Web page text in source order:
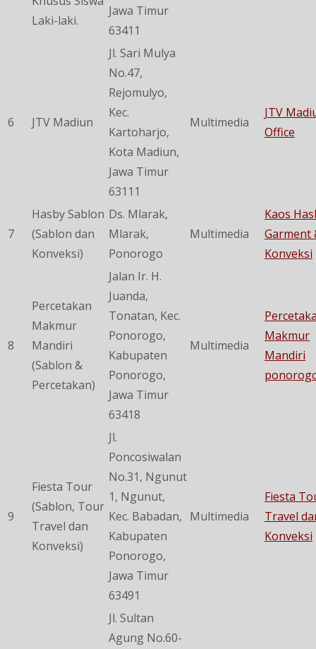
Laki-laki.
Jawa Timur
63411
6 JTV Madiun
Jl. Sari Mulya
No.47,
Rejomulyo,
Kec.
Kartoharjo,
Kota Madiun,
Jawa Timur
63111
Multimedia
JTV
Office
7
Hasby Sablon
(Sablon dan
Konveksi)
Ds. Mlarak,
Mlarak,
Ponorogo
Multimedia
Kaos
Garment
Konveksi
8
Percetakan
Makmur
Mandiri
(Sablon &
Percetakan)
Jalan Ir. H.
Juanda,
Tonatan, Kec.
Ponorogo,
Kabupaten
Ponorogo,
Jawa Timur
63418
Multimedia
Makmur
Mandiri
9
Fiesta Tour
(Sablon, Tour
Travel dan
Konveksi)
Jl.
Poncosiwalan
No.31, Ngunut
1, Ngunut,
Kec. Babadan,
Kabupaten
Ponorogo,
Jawa Timur
63491
Multimedia
Fiesta
Travel
Konveksi
Jl. Sultan
Agung No.60-